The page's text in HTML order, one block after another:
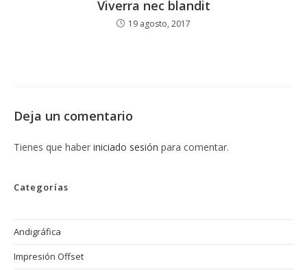
Viverra nec blandit
19 agosto, 2017
Deja un comentario
Tienes que haber iniciado sesión para comentar.
Categorías
Andigráfica
Impresión Offset